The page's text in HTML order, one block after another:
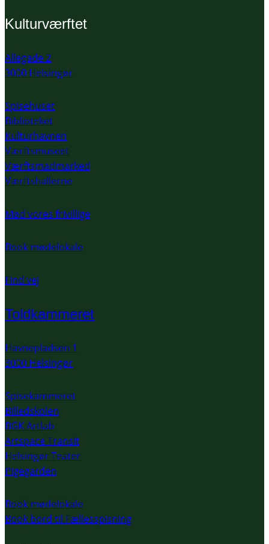
Kulturværftet
Allegade 2
3000 Helsingør
Spisehuset
Biblioteket
Kulturhavnen
Værftsmuseet
Værftsmadmarked
Værftshallerne
Mød vores frivillige
Book mødelokale
Find vej
Toldkammeret
Havnepladsen 1
3000 Helsingør
Spisekammeret
Billedskolen
BGK Artlab
Artspace Transit
Helsingør Teater
Pigegarden
Book mødelokale
Book bord til Fællesspisning